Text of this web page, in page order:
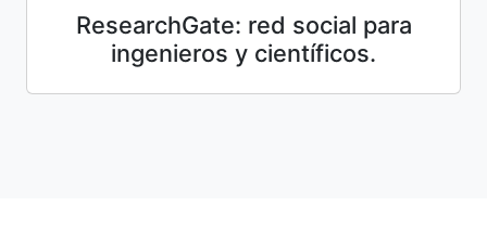
ResearchGate: red social para
ingenieros y científicos.